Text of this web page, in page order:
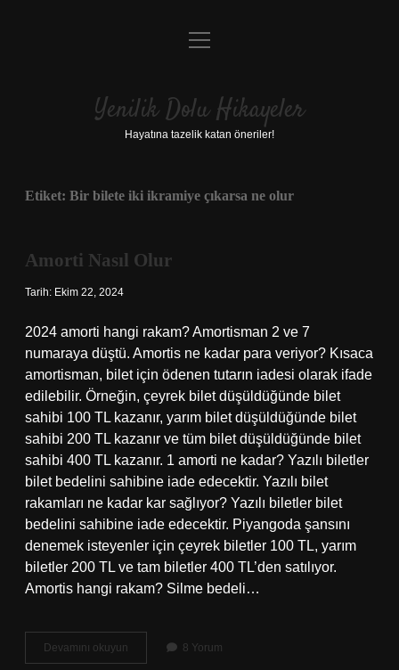
Anasayfa
Yasal Uyarı
menüyü
Yenilik Dolu Hikayeler
Hayatına tazelik katan öneriler!
Etiket: Bir bilete iki ikramiye çıkarsa ne olur
Amorti Nasıl Olur
Tarih: Ekim 22, 2024
2024 amorti hangi rakam? Amortisman 2 ve 7
numaraya düştü. Amortis ne kadar para veriyor? Kısaca
amortisman, bilet için ödenen tutarın iadesi olarak ifade
edilebilir. Örneğin, çeyrek bilet düşüldüğünde bilet
sahibi 100 TL kazanır, yarım bilet düşüldüğünde bilet
sahibi 200 TL kazanır ve tüm bilet düşüldüğünde bilet
sahibi 400 TL kazanır. 1 amorti ne kadar? Yazılı biletler
bilet bedelini sahibine iade edecektir. Yazılı bilet
rakamları ne kadar kar sağlıyor? Yazılı biletler bilet
bedelini sahibine iade edecektir. Piyangoda şansını
denemek isteyenler için çeyrek biletler 100 TL, yarım
biletler 200 TL ve tam biletler 400 TL’den satılıyor.
Amortis hangi rakam? Silme bedeli…
Devamını okuyun
Nasıl
8 Yorum